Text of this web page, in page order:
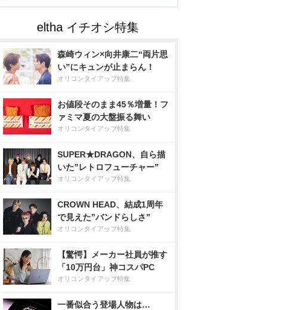
森崎ウィン×向井康二“両片思
い”にキュンが止まらん！
オリコンタイアップ特集
お値段そのまま45％増量！フ
ァミマ夏の大盤振る舞い
オリコンタイアップ特集
SUPER★DRAGON、自ら描
いた”レトロフューチャー”
オリコンタイアップ特集
CROWN HEAD、結成1周年
で見えた”バンドらしさ”
オリコンタイアップ特集
【驚愕】メーカー社員が推す
「10万円台」神コスパPC
オリコンタイアップ特集
一番似合う登場人物は…